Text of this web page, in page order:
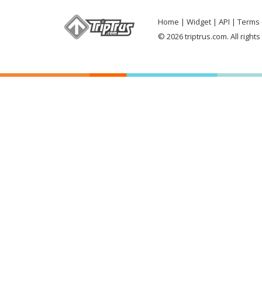
Home Widget API
Terms
© 2026 triptrus.com. All